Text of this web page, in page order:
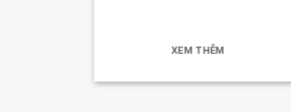
XEM THÊM